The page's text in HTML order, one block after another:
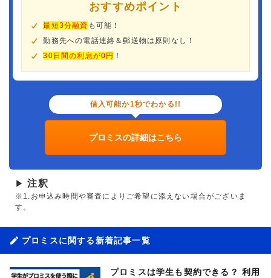
おすすめポイント
最短3分融資 も可能！
勤務先への電話連絡＆郵送物は原則なし！
30日間の利息が0円 ！
借入可能か1秒でわかる!!
プロミスの詳細はこちら
▶ 注釈
※1.お申込み時間や審査によりご希望に添えない場合がございま
す。
プロミスに関する新着記事一覧
プロミスは学生も契約できる？ 利用